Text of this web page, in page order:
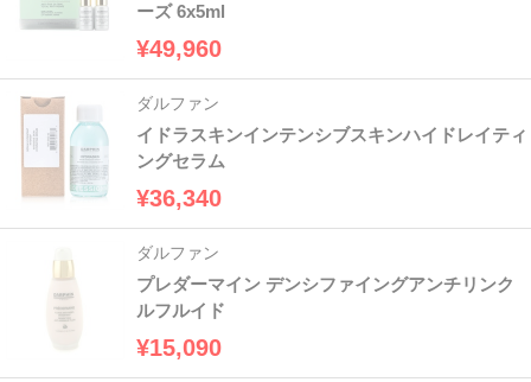
ーズ 6x5ml
¥49,960
ダルファン
イドラスキンインテンシブスキンハイドレイティ
ングセラム
¥36,340
ダルファン
プレダーマイン デンシファイングアンチリンク
ルフルイド
¥15,090